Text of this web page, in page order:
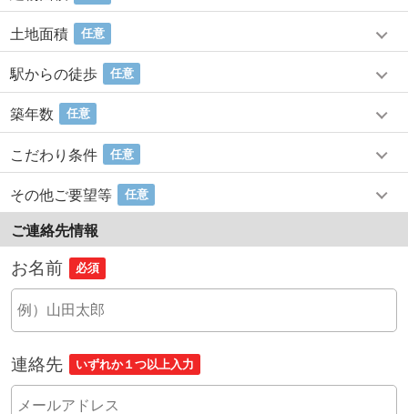
土地面積 任意
駅からの徒歩 任意
築年数 任意
こだわり条件 任意
その他ご要望等 任意
ご連絡先情報
お名前 必須
連絡先 いずれか１つ以上入力